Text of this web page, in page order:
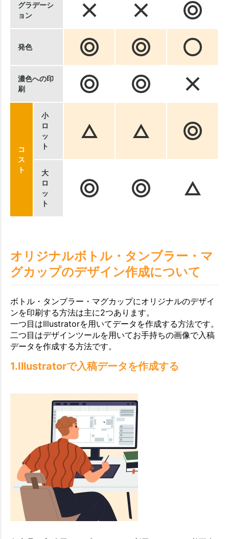
グラデーシ
ョン
発色
濃色への印
刷
コ
ス
ト
小
ロ
ッ
ト
大
ロ
ッ
ト
オリジナルボトル・タンブラー・マ
グカップのデザイン作成について
ボトル・タンブラー・マグカップにオリジナルのデザイ
ンを印刷する方法は主に2つあります。
一つ目はIllustratorを用いてデータを作成する方法です。
二つ目はデザインツールを用いてお手持ちの画像で入稿
データを作成する方法です。
1.Illustratorで入稿データを作成する